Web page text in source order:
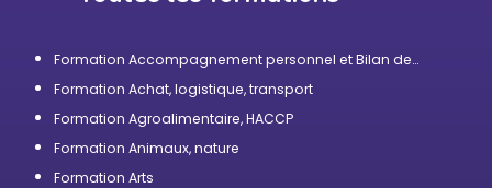
Formation Accompagnement personnel et Bilan de
Formation Achat, logistique, transport
Formation Agroalimentaire, HACCP
Formation Animaux, nature
Formation Arts